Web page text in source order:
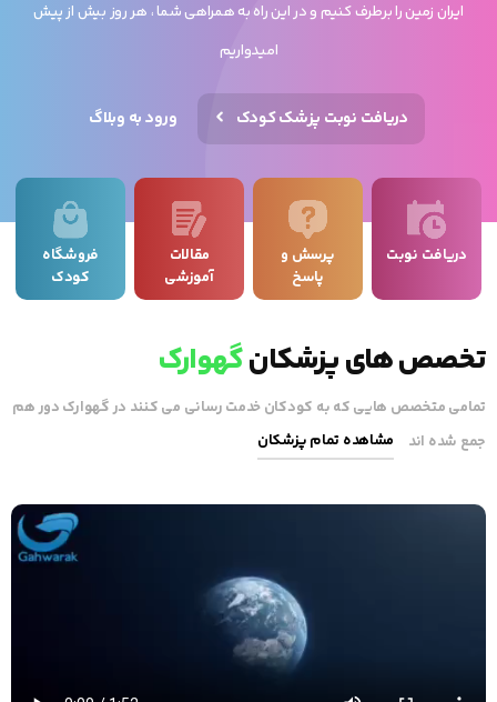
ایران زمین را برطرف کنیم و در این راه به همراهی شما ، هر روز بیش از پیش
امیدواریم
دریافت نوبت پزشک کودک ورود به وبلاگ
دریافت نوبت
پرسش و
پاسخ
مقالات
آموزشی
فروشگاه
کودک
تخصص های پزشکانگهوارک
تمامی متخصص هایی که به کودکان خدمت رسانی می کنند در گهوارک دور هم
جمع شده اند
مشاهده تمام پزشکان